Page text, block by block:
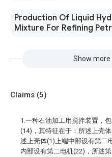
Production Of Liquid
Mixture For Refining
Show more
Claims (5)
1.一种石油加工用搅拌装置，
(14)，其特征在于：所述上壳
述上壳体(1)上端中部设有第二
内部设有第二电机(22)，所述